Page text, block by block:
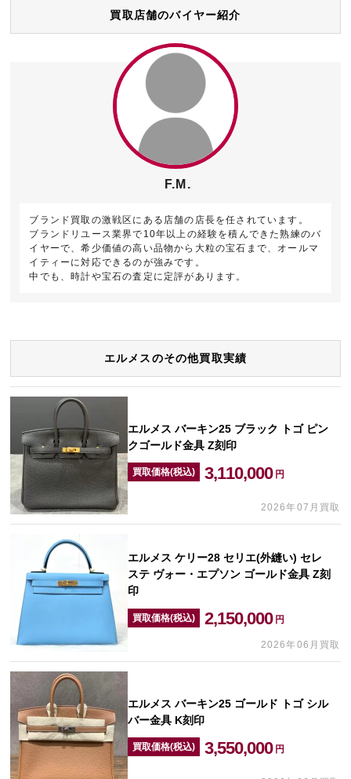
買取店舗のバイヤー紹介
F.M.
ブランド買取の激戦区にある店舗の店長を任されています。
ブランドリユース業界で10年以上の経験を積んできた熟練のバ
イヤーで、希少価値の高い品物から大粒の宝石まで、オールマ
イティーに対応できるのが強みです。
中でも、時計や宝石の査定に定評があります。
エルメスのその他買取実績
エルメス バーキン25 ブラック トゴ ピン
クゴールド金具 Z刻印
買取価格(税込) 3,110,000 円
2026年07月買取
エルメス ケリー28 セリエ(外縫い) セレ
ステ ヴォー・エプソン ゴールド金具 Z刻
印
買取価格(税込) 2,150,000 円
2026年06月買取
エルメス バーキン25 ゴールド トゴ シル
バー金具 K刻印
買取価格(税込) 3,550,000 円